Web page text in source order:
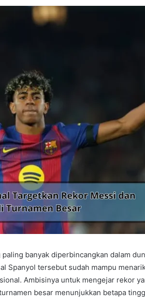
banyak diperbincangkan dalam
Spanyol tersebut sudah mampu
Ambisinya untuk mengejar rekor
besar menunjukkan betapa